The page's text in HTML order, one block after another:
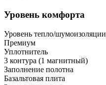
Уровень комфорта
Уровень тепло/шумоизоляции
Премиум
Уплотнитель
3 контура (1 магнитный)
Заполнение полотна
Базальтовая плита